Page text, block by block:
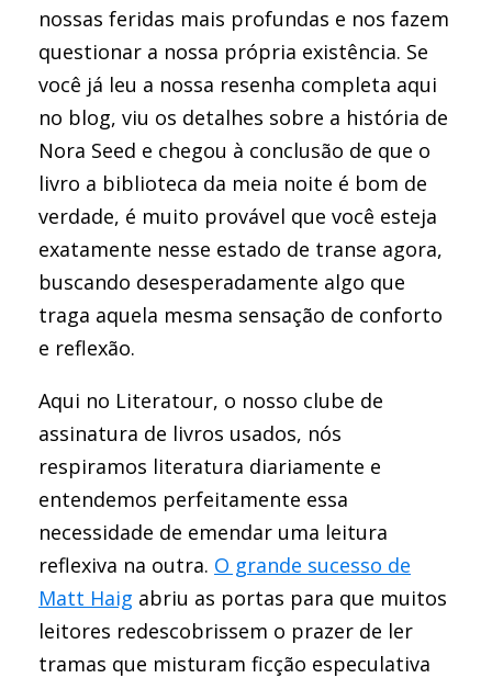
nossas feridas mais profundas e nos fazem
questionar a nossa própria existência. Se
você já leu a nossa resenha completa aqui
no blog, viu os detalhes sobre a história de
Nora Seed e chegou à conclusão de que o
livro a biblioteca da meia noite é bom de
verdade, é muito provável que você esteja
exatamente nesse estado de transe agora,
buscando desesperadamente algo que
traga aquela mesma sensação de conforto
e reflexão.
Aqui no Literatour, o nosso clube de
assinatura de livros usados, nós
respiramos literatura diariamente e
entendemos perfeitamente essa
necessidade de emendar uma leitura
reflexiva na outra. O grande sucesso de
Matt Haig abriu as portas para que muitos
leitores redescobrissem o prazer de ler
tramas que misturam ficção especulativa